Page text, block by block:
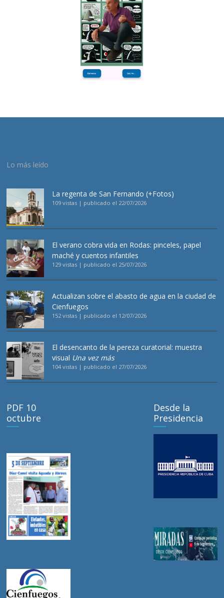
Lo más leído
La regenta de San Fernando (+Fotos)
109 vistas | publicado el 22/07/2026
El verano cobra vida en Rodas: pinceles, papel
maché y cuentos infantiles
129 vistas | publicado el 25/07/2026
Actualizan sobre el abasto de agua en la ciudad de
Cienfuegos
152 vistas | publicado el 12/07/2026
El desencanto de la pereza curatorial: muestra
visual Una vez más
104 vistas | publicado el 27/07/2026
PDF 10
octubre
Desde la
Presidencia